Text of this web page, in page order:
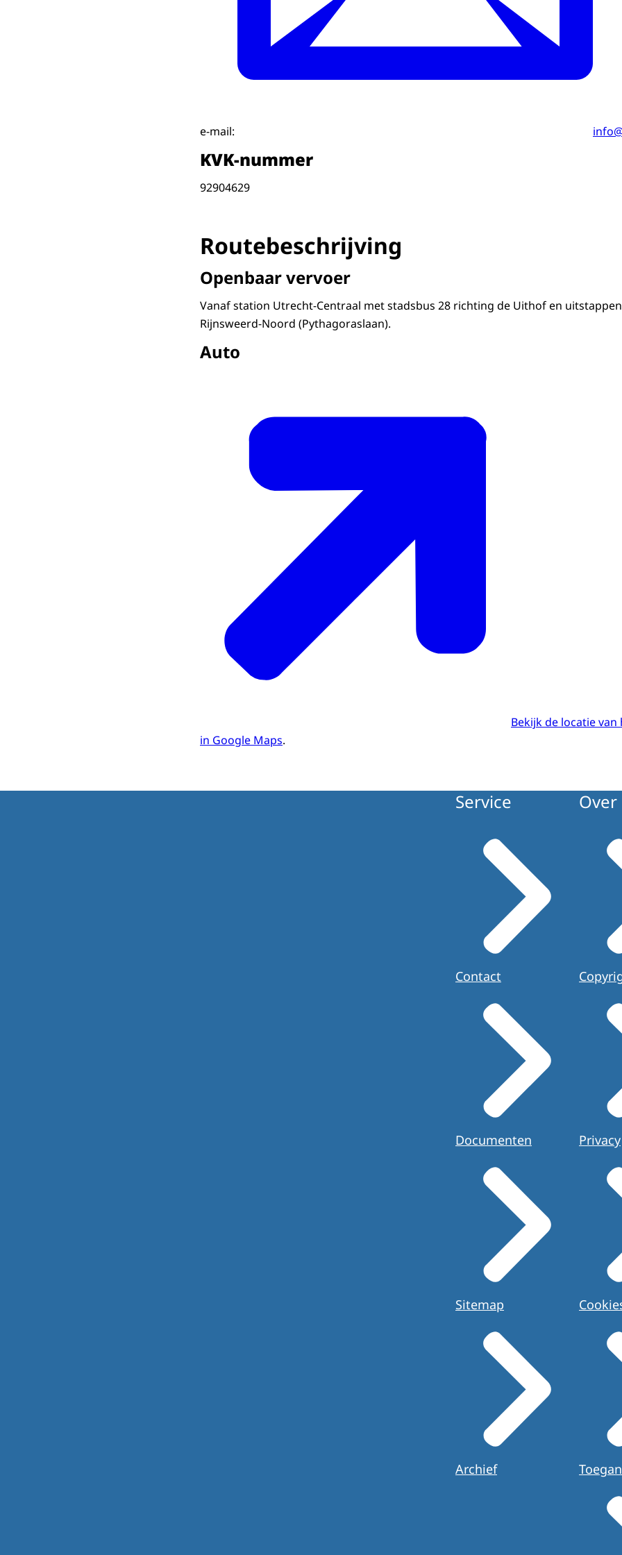
e-mail:
KVK-nummer
92904629
Routebeschrijving
Openbaar vervoer
Vanaf station Utrecht-Centraal met stadsbus 28 richting de Uithof en
Rijnsweerd-Noord (Pythagoraslaan).
Auto
Bekijk de locatie
in Google Maps.
Service
Contact
Documenten
Sitemap
Archief
Privacy